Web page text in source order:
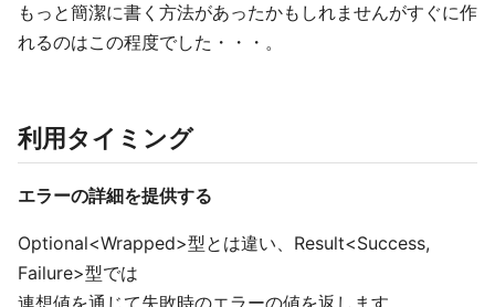
もっと簡潔に書く方法があったかもしれませんがすぐに作
れるのはこの程度でした・・・。
利用タイミング
エラーの詳細を提供する
Optional<Wrapped>型とは違い、Result<Success,
Failure>型では
連想値を通じて失敗時のエラーの値を返します。